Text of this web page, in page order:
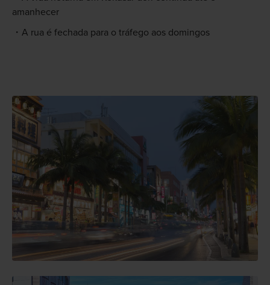
amanhecer
A rua é fechada para o tráfego aos domingos